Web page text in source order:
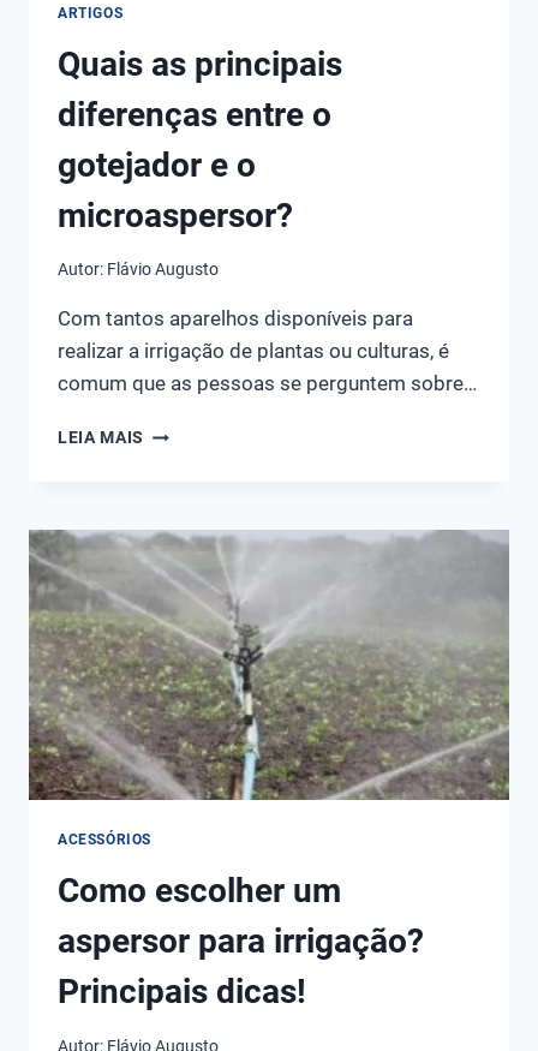
ARTIGOS
Quais as principais
diferenças entre o
gotejador e o
microaspersor?
Autor: Flávio Augusto
Com tantos aparelhos disponíveis para
realizar a irrigação de plantas ou culturas, é
comum que as pessoas se perguntem sobre…
LEIA MAIS QUAIS
ENTRE
O
GOTEJADOR
E
O
MICROASPERSOR?
ACESSÓRIOS
Como escolher um
aspersor para irrigação?
Principais dicas!
Autor: Flávio Augusto